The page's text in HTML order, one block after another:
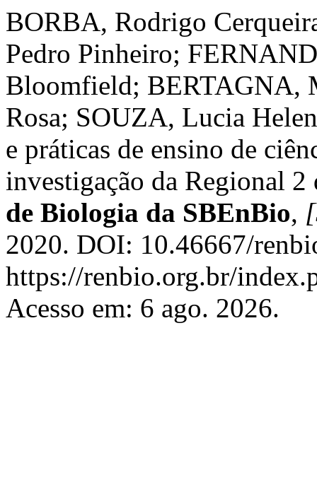
BORBA, Rodrigo
Pedro Pinheiro;
Bloomfield; BERTAGNA,
Rosa; SOUZA, Lucia
e práticas de ensino de
investigação da Regional
de Biologia da SBEnBio,
2020. DOI: 10.46667/
https://renbio.org.br/
Acesso em: 6 ago. 2026.